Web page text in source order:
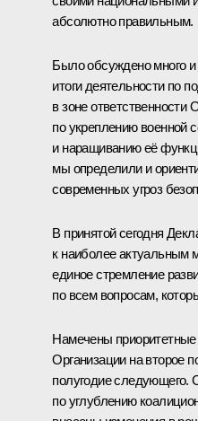
абсолютно правильным.
Было обсуждено много
итоги деятельности по
в зоне
по укреплению военной
и наращиванию её
мы определили и
современных угроз
В принятой сегодня
к наиболее актуальным
единое стремление
по всем вопросам,
Намечены приоритетные
Организации на второе
полугодие следующего.
по углублению